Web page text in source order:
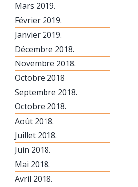
Mars 2019.
Février 2019.
Janvier 2019.
Décembre 2018.
Novembre 2018.
Octobre 2018
Septembre 2018.
Octobre 2018.
Août 2018.
Juillet 2018.
Juin 2018.
Mai 2018.
Avril 2018.